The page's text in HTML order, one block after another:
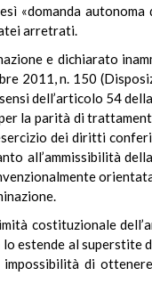
«domanda
arretrati.
e dichiarato
2011, n. 150
dell’articolo 54
la parità di
dei diritti
all’ammissibilità della
costituzionale
estende al superstite
impossibilità di